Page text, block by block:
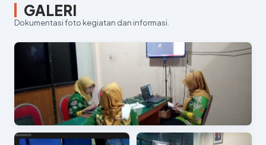
GALERI
Dokumentasi foto kegiatan dan informasi.